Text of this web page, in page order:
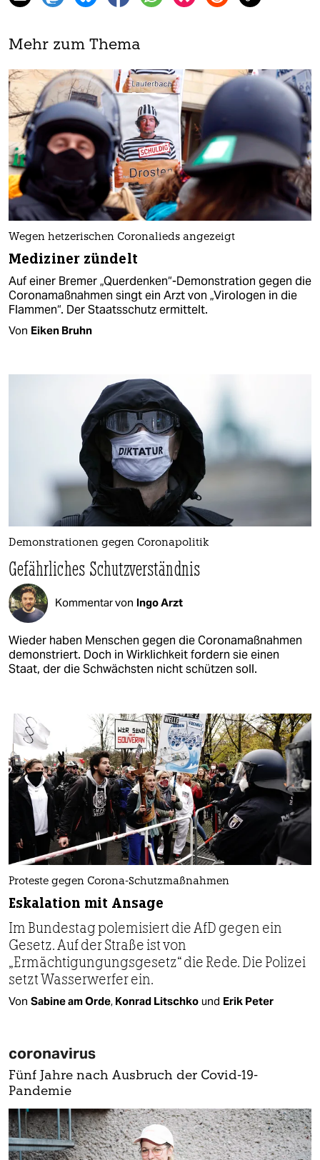
Mehr zum Thema
Wegen hetzerischen Coronalieds angezeigt
Mediziner zündelt
Auf einer Bremer „Querdenken“-Demonstration gegen die
Coronamaßnahmen singt ein Arzt von „Virologen in die
Flammen“. Der Staatsschutz ermittelt.
Von Eiken Bruhn
Demonstrationen gegen Coronapolitik
Gefährliches Schutzverständnis
Kommentar von Ingo Arzt
Wieder haben Menschen gegen die Coronamaßnahmen
demonstriert. Doch in Wirklichkeit fordern sie einen
Staat, der die Schwächsten nicht schützen soll.
Proteste gegen Corona-Schutzmaßnahmen
Eskalation mit Ansage
Im Bundestag polemisiert die AfD gegen ein
Gesetz. Auf der Straße ist von
„Ermächtigungungsgesetz“ die Rede. Die Polizei
setzt Wasserwerfer ein.
Von Sabine am Orde, Konrad Litschko und Erik Peter
coronavirus
Fünf Jahre nach Ausbruch der Covid-19-
Pandemie